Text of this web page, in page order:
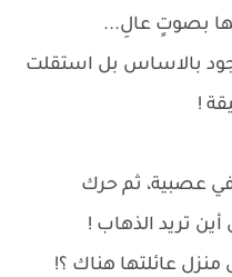
بصوتٍ عالِ...
بالاساس بل استقلت
!
عصبية، ثم حرك
تريد الذهاب !
عائلتها هناك ؟!